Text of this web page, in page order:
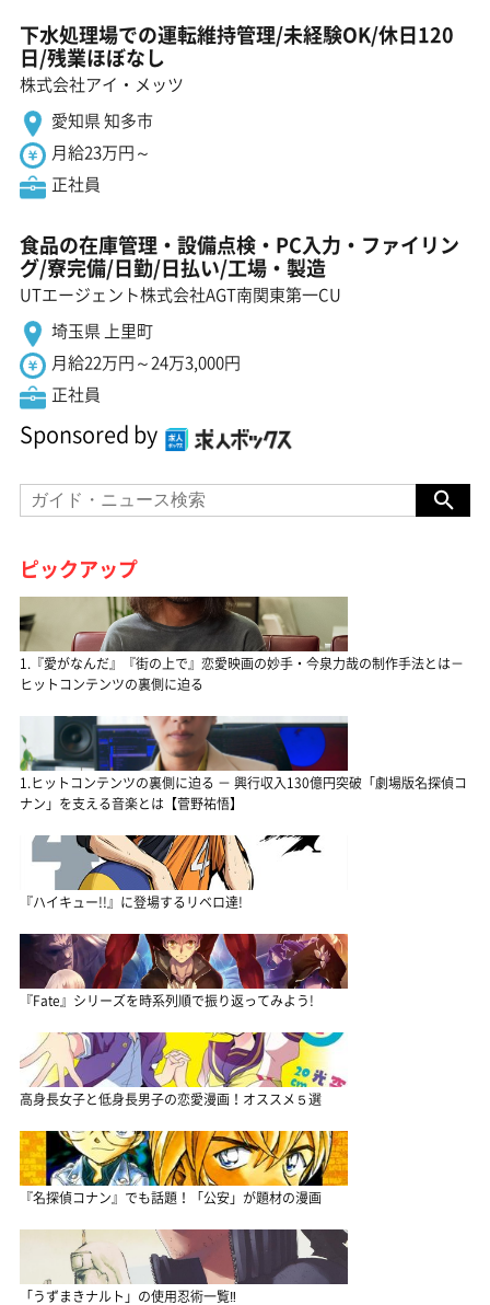
下水処理場での運転維持管理/未経験OK/休日120
日/残業ほぼなし
株式会社アイ・メッツ
愛知県 知多市
月給23万円～
正社員
食品の在庫管理・設備点検・PC入力・ファイリン
グ/寮完備/日勤/日払い/工場・製造
UTエージェント株式会社AGT南関東第一CU
埼玉県 上里町
月給22万円～24万3,000円
正社員
Sponsored by
ピックアップ
1.『愛がなんだ』『街の上で』恋愛映画の妙手・今泉力哉の制作手法とは－
ヒットコンテンツの裏側に迫る
1.ヒットコンテンツの裏側に迫る － 興行収入130億円突破「劇場版名探偵コ
ナン」を支える音楽とは【菅野祐悟】
『ハイキュー!!』に登場するリベロ達!
『Fate』シリーズを時系列順で振り返ってみよう!
高身長女子と低身長男子の恋愛漫画！オススメ５選
『名探偵コナン』でも話題！「公安」が題材の漫画
「うずまきナルト」の使用忍術一覧‼